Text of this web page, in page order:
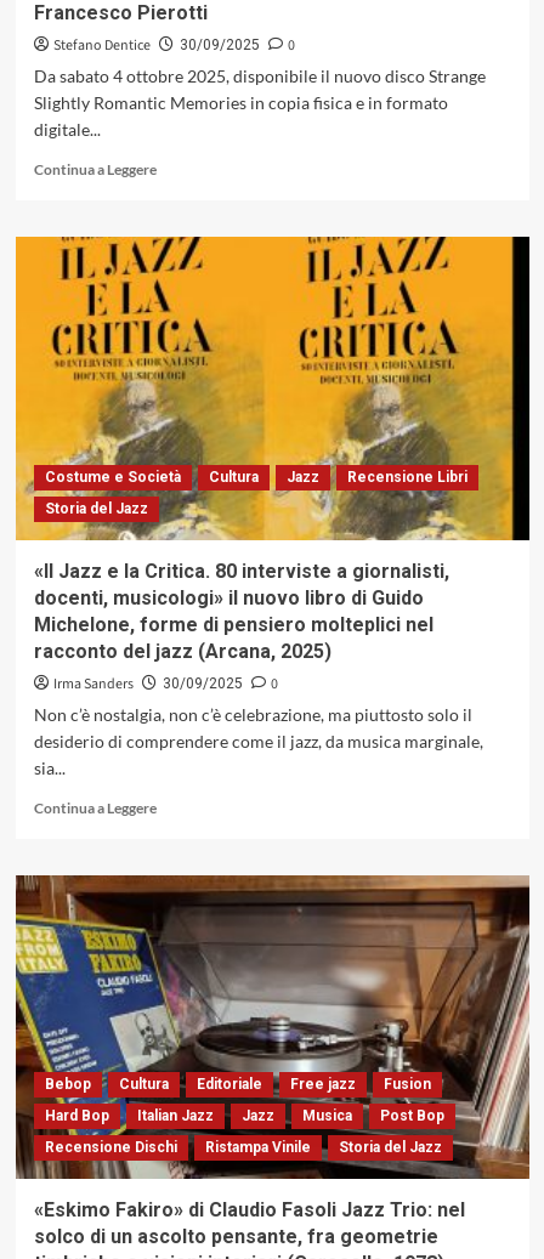
Francesco Pierotti
Stefano Dentice 30/09/2025
0
Da sabato 4 ottobre 2025, disponibile il nuovo disco Strange
Slightly Romantic Memories in copia fisica e in formato
digitale...
Continua a LeggereLeggi
su
Esce
«Strange
Slightly
Romantic
Memories»
di
Francesco
Pierotti
Costume e Società Cultura Jazz
Recensione Libri
Storia del Jazz
«Il Jazz e la Critica. 80 interviste a giornalisti,
docenti, musicologi» il nuovo libro di Guido
Michelone, forme di pensiero molteplici nel
racconto del jazz (Arcana, 2025)
Irma Sanders 30/09/2025
0
Non c’è nostalgia, non c’è celebrazione, ma piuttosto solo il
desiderio di comprendere come il jazz, da musica marginale,
sia...
Continua a LeggereLeggi
su
«Il
Jazz
e
la
Critica.
80
interviste
a
giornalisti,
docenti,
musicologi»
il
nuovo
di
Guido
Bebop Cultura Editoriale Free jazz
Fusion
Hard Bop
Italian Jazz Jazz Musica
Post Bop
Recensione Dischi
Ristampa Vinile Storia del Jazz
«Eskimo Fakiro» di Claudio Fasoli Jazz Trio: nel
solco di un ascolto pensante, fra geometrie